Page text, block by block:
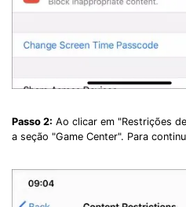
Passo 2: Ao clicar em "Restrições
a seção "Game Center". Para